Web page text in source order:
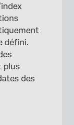
défini.
plus
des